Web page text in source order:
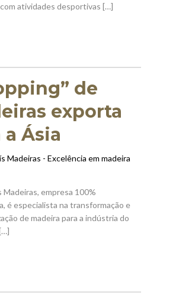
atividades desportivas […]
de
exporta
a Ásia
Madeiras, empresa 100%
é especialista na transformação e
de madeira para a indústria do